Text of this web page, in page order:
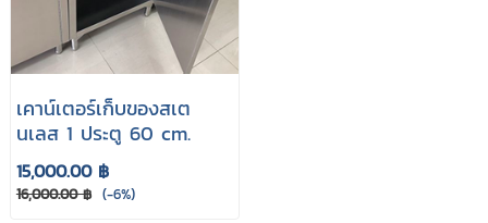
เคาน์เตอร์เก็บของสเต
นเลส 1 ประตู 60 cm.
15,000.00 ฿
16,000.00 ฿ (-6%)